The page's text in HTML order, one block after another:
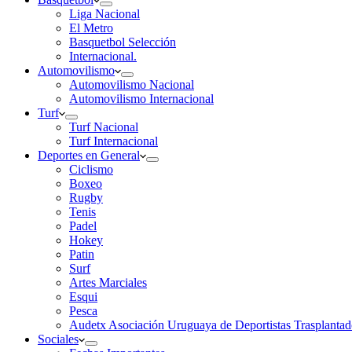
Liga Nacional
El Metro
Basquetbol Selección
Internacional.
Automovilismo
Automovilismo Nacional
Automovilismo Internacional
Turf
Turf Nacional
Turf Internacional
Deportes en General
Ciclismo
Boxeo
Rugby
Tenis
Padel
Hokey
Patin
Surf
Artes Marciales
Esqui
Pesca
Audetx Asociación Uruguaya de Deportistas
Sociales